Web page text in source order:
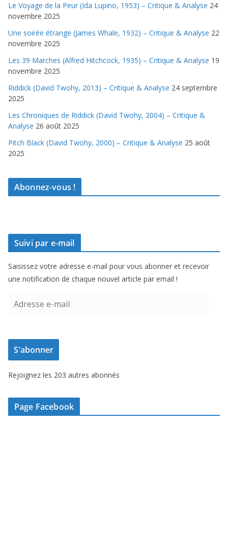
Le Voyage de la Peur (Ida Lupino, 1953) – Critique & Analyse 24
novembre 2025
Une soirée étrange (James Whale, 1932) – Critique & Analyse 22
novembre 2025
Les 39 Marches (Alfred Hitchcock, 1935) – Critique & Analyse 19
novembre 2025
Riddick (David Twohy, 2013) – Critique & Analyse 24 septembre
2025
Les Chroniques de Riddick (David Twohy, 2004) – Critique &
Analyse 26 août 2025
Pitch Black (David Twohy, 2000) – Critique & Analyse 25 août
2025
Abonnez-vous !
Suivi par e-mail
Saisissez votre adresse e-mail pour vous abonner et recevoir
une notification de chaque nouvel article par email !
e
s
e
-
m
S'abonner
Rejoignez les 203 autres abonnés
Page Facebook